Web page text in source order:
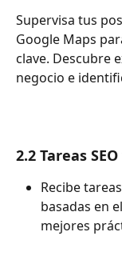
Supervisa tus
Google Maps
clave. Descubre
negocio e
2.2 Tareas
Recibe
basadas en
mejores